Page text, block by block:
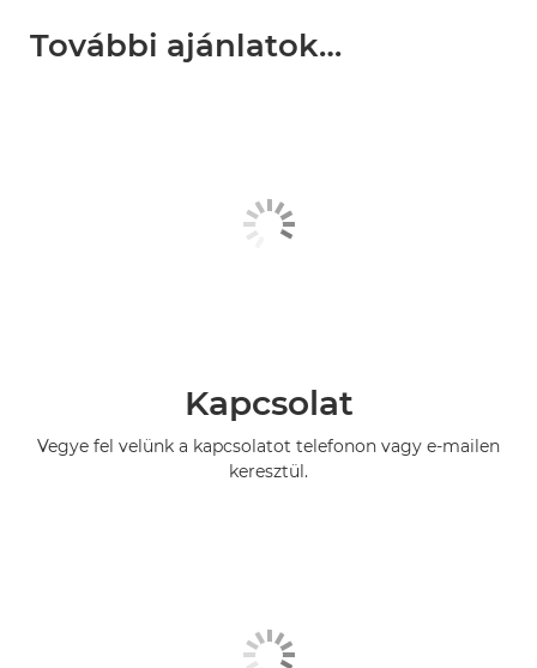
További ajánlatok…
Kapcsolat
Vegye fel velünk a kapcsolatot telefonon vagy e-mailen
keresztül.